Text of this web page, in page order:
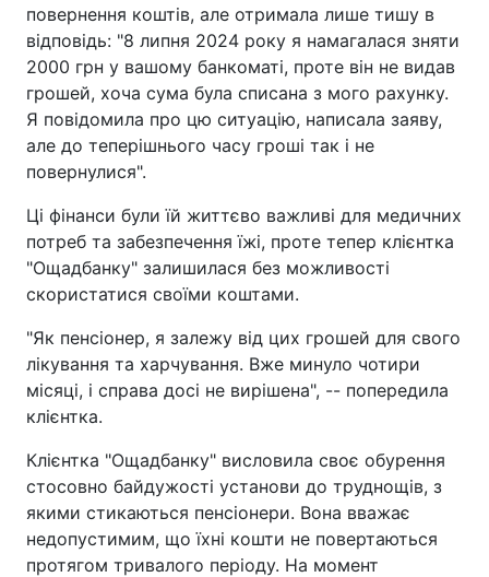
повернення коштів, але отримала лише тишу в
відповідь: "8 липня 2024 року я намагалася зняти
2000 грн у вашому банкоматі, проте він не видав
грошей, хоча сума була списана з мого рахунку.
Я повідомила про цю ситуацію, написала заяву,
але до теперішнього часу гроші так і не
повернулися".
Ці фінанси були їй життєво важливі для медичних
потреб та забезпечення їжі, проте тепер клієнтка
"Ощадбанку" залишилася без можливості
скористатися своїми коштами.
"Як пенсіонер, я залежу від цих грошей для свого
лікування та харчування. Вже минуло чотири
місяці, і справа досі не вирішена", -- попередила
клієнтка.
Клієнтка "Ощадбанку" висловила своє обурення
стосовно байдужості установи до труднощів, з
якими стикаються пенсіонери. Вона вважає
недопустимим, що їхні кошти не повертаються
протягом тривалого періоду. На момент